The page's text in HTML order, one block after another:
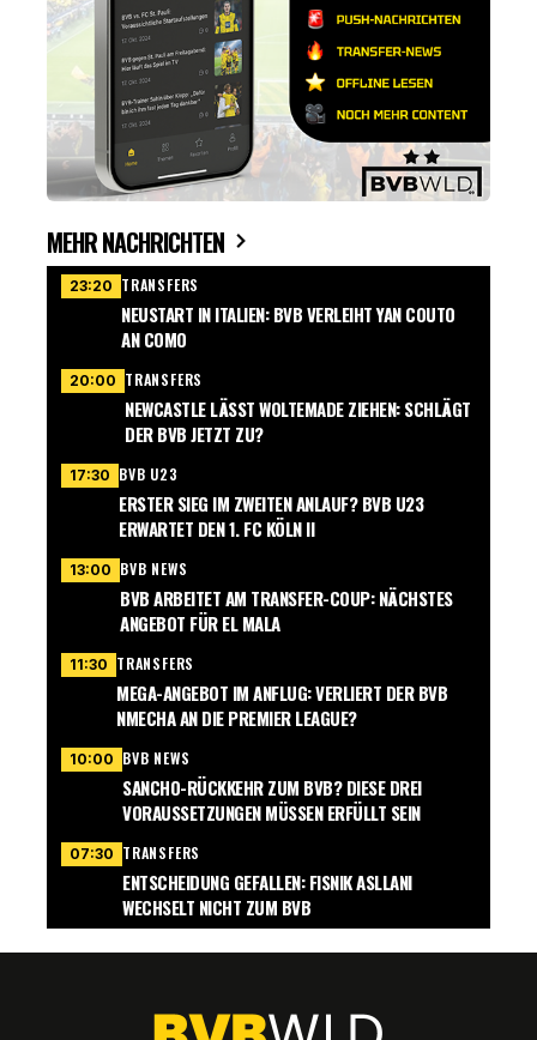
MEHR NACHRICHTEN
23:20 TRANSFERS
NEUSTART IN ITALIEN: BVB VERLEIHT YAN COUTO
AN COMO
20:00 TRANSFERS
NEWCASTLE LÄSST WOLTEMADE ZIEHEN: SCHLÄGT
DER BVB JETZT ZU?
17:30 BVB U23
ERSTER SIEG IM ZWEITEN ANLAUF? BVB U23
ERWARTET DEN 1. FC KÖLN II
13:00 BVB NEWS
BVB ARBEITET AM TRANSFER-COUP: NÄCHSTES
ANGEBOT FÜR EL MALA
11:30 TRANSFERS
MEGA-ANGEBOT IM ANFLUG: VERLIERT DER BVB
NMECHA AN DIE PREMIER LEAGUE?
10:00 BVB NEWS
SANCHO-RÜCKKEHR ZUM BVB? DIESE DREI
VORAUSSETZUNGEN MÜSSEN ERFÜLLT SEIN
07:30 TRANSFERS
ENTSCHEIDUNG GEFALLEN: FISNIK ASLLANI
WECHSELT NICHT ZUM BVB